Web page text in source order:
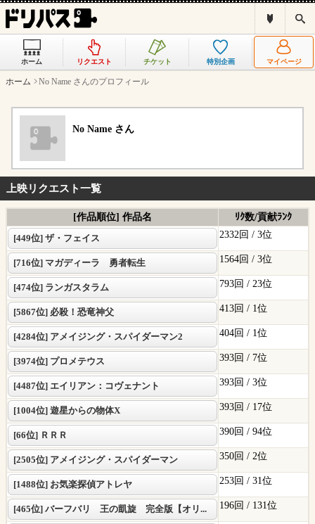
リ
ス
と
索
ホーム リクエスト チケット 特別企画 マイページ
ホーム No Name さんのプロフィール
No Name さん
上映リクエスト一覧
[作品順位] 作品名
ﾘｸ数/貢献ﾗﾝｸ
[449位] ザ・フェイス
2332回 / 3位
[716位] マガディーラ 勇者転生 1564回 / 3位
[474位] ランガスタラム 793回 / 23位
[5867位] 必殺！恐竜神父 413回 / 1位
[4284位] アメイジング・スパイダーマン2 404回 / 1位
[3974位] プロメテウス 393回 / 7位
[4487位] エイリアン：コヴェナント 393回 / 3位
[1004位] 遊星からの物体X 393回 / 17位
[66位] ＲＲＲ 390回 / 94位
[2505位] アメイジング・スパイダーマン 350回 / 2位
[1488位] お気楽探偵アトレヤ 253回 / 31位
[465位] バーフバリ 王の凱旋 完全版【オリ... 196回 / 131位